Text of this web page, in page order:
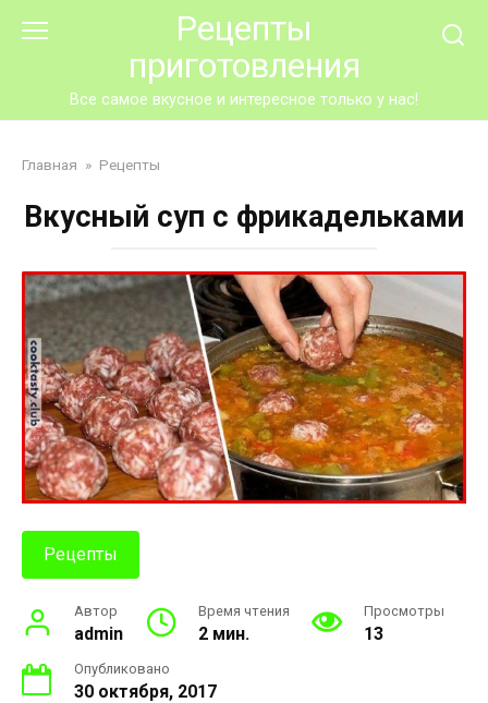
Рецепты
приготовления
Все самое вкусное и интересное только у нас!
Главная » Рецепты
Вкусный суп с фрикадельками
Рецепты
Автор
admin
Время чтения
2 мин.
Просмотры
13
Опубликовано
30 октября, 2017